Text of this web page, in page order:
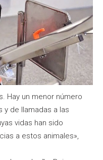
Hay un menor número
de llamadas a las
vidas han sido
a estos animales»,